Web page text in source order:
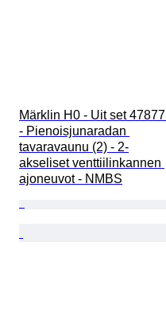
Märklin H0 - Uit set 47877
- Pienoisjunaradan
tavaravaunu (2) - 2-
akseliset venttiilinkannen
ajoneuvot - NMBS